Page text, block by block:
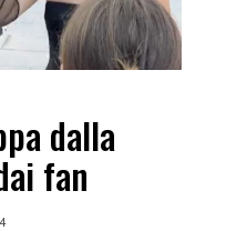
dalla
fan